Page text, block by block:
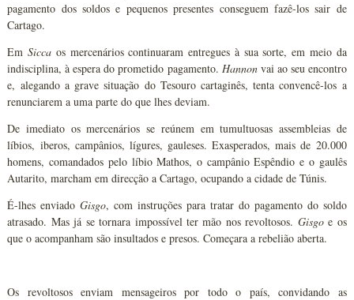
pagamento dos soldos e pequenos presentes conseguem fazê-los sair de
Cartago.
EmSicca os mercenários continuaram entregues à sua sorte, em meio da
indisciplina, à espera do prometido pagamento. Hannonvai ao seu encontro
e, alegando a grave situação do Tesouro cartaginês, tenta convencê-los a
renunciarem a uma parte do que lhes deviam.
De imediato os mercenários se reúnem em tumultuosas assembleias de
líbios, iberos, campânios, lígures, gauleses. Exasperados, mais de 20.000
homens, comandados pelo líbio Mathos, o campânio Espêndio e o gaulês
Autarito, marcham em direcção a Cartago, ocupando a cidade de Túnis.
É-lhes enviadoGisgo, com instruções para tratar do pagamento do soldo
atrasado. Mas já se tornara impossível ter mão nos revoltosos. Gisgoe os
que o acompanham são insultados e presos. Começara a rebelião aberta.
Os revoltosos enviam mensageiros por todo o país, convidando as